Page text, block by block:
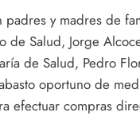
y madres de
de Salud, Jorge
de Salud, Pedro
oportuno de
efectuar compras